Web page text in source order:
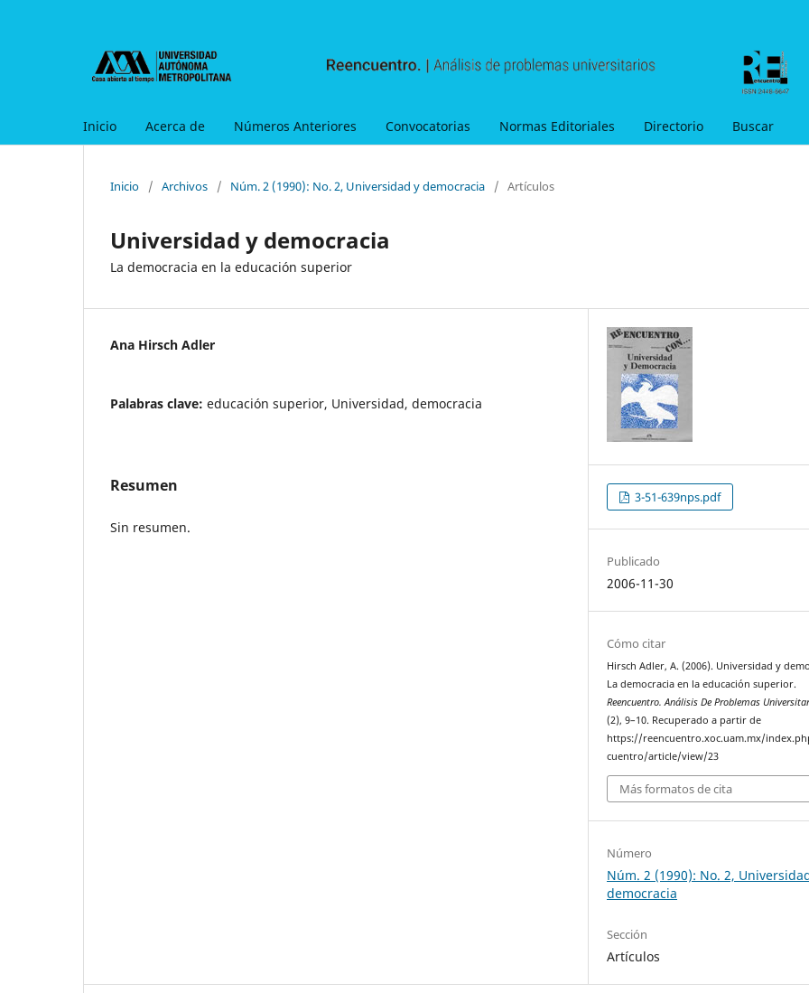
Inicio Acerca de Números Anteriores Convocatorias Normas Editoriales Directorio Buscar
Inicio / Archivos / Núm. 2 (1990): No. 2, Universidad y democracia / Artículos
Universidad y democracia
La democracia en la educación superior
Ana Hirsch Adler
Palabras clave: educación superior, Universidad, democracia
Resumen
Sin resumen.
3-51-639nps.pdf
Publicado
2006-11-30
Cómo citar
Hirsch Adler, A. (2006). Universidad y
La democracia en la educación superior.
Reencuentro. Análisis De Problemas
(2), 9–10. Recuperado a partir de
https://reencuentro.xoc.uam.mx/
cuentro/article/view/23
Más formatos de cita
Número
Núm. 2 (1990): No. 2,
democracia
Sección
Artículos